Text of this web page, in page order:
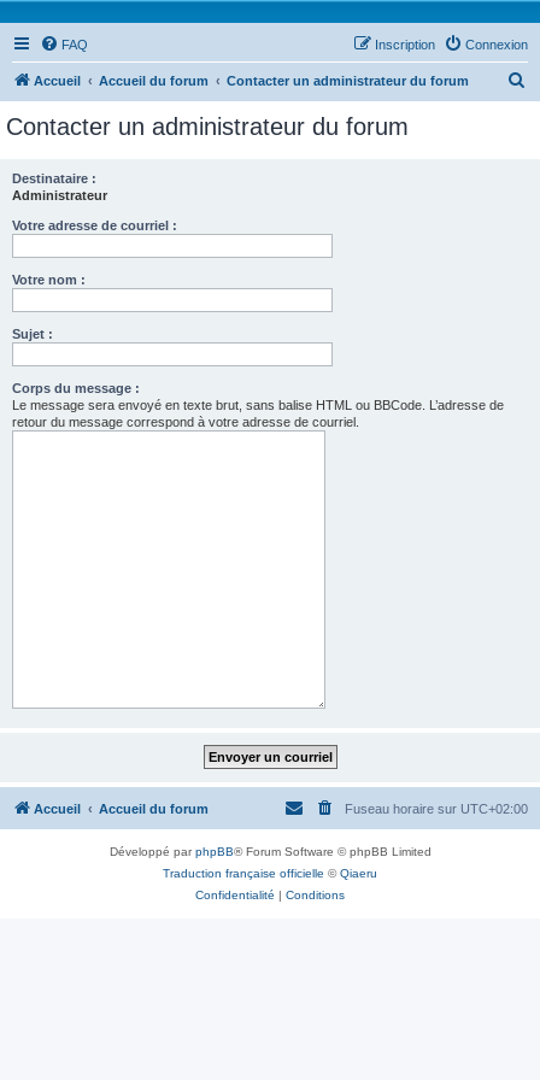
FAQ Connexion
Inscription
Accueil Accueil du forum Contacter un administrateur du forum
Contacter un administrateur du forum
Destinataire :
Administrateur
Votre adresse de courriel :
Votre nom :
Sujet :
Corps du message :
Le message sera envoyé en texte brut, sans balise HTML ou BBCode. L’adresse de
retour du message correspond à votre adresse de courriel.
Accueil Accueil du forum Fuseau horaire sur UTC+02:00
Développé parphpBB® Forum Software © phpBB Limited
Traduction française officielle ©Qiaeru
Confidentialité | Conditions